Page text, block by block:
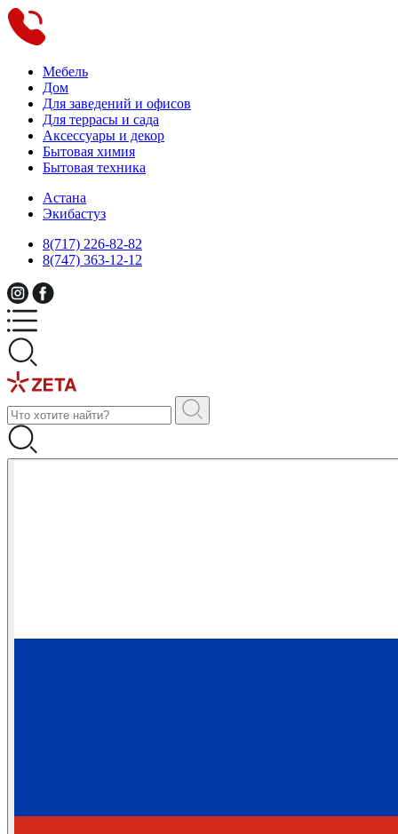
Мебель
Дом
Для заведений и офисов
Для террасы и сада
Аксессуары и декор
Бытовая химия
Бытовая техника
Астана
Экибастуз
8(717) 226-82-82
8(747) 363-12-12